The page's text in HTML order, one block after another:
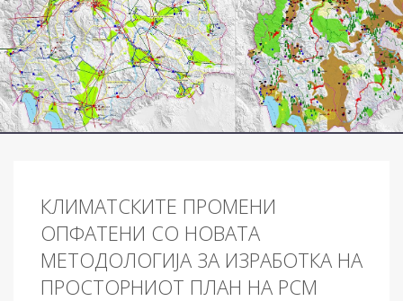
КЛИМАТСКИТЕ ПРОМЕНИ
ОПФАТЕНИ СО НОВАТА
МЕТОДОЛОГИЈА ЗА ИЗРАБОТКА НА
ПРОСТОРНИОТ ПЛАН НА РСМ